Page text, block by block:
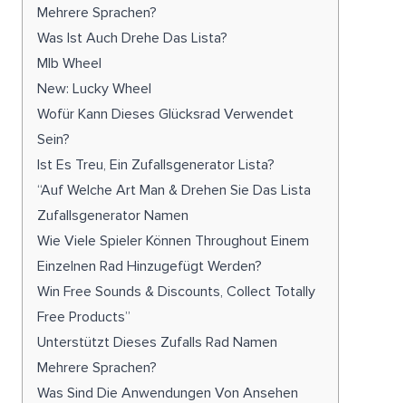
Mehrere Sprachen?
Was Ist Auch Drehe Das Lista?
Mlb Wheel
New: Lucky Wheel
Wofür Kann Dieses Glücksrad Verwendet
Sein?
Ist Es Treu, Ein Zufallsgenerator Lista?
“Auf Welche Art Man & Drehen Sie Das Lista
Zufallsgenerator Namen
Wie Viele Spieler Können Throughout Einem
Einzelnen Rad Hinzugefügt Werden?
Win Free Sounds & Discounts, Collect Totally
Free Products”
Unterstützt Dieses Zufalls Rad Namen
Mehrere Sprachen?
Was Sind Die Anwendungen Von Ansehen